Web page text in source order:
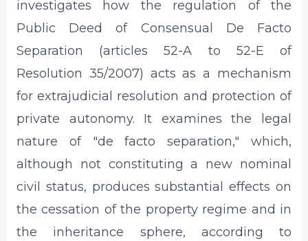
investigates how the regulation of the
Public Deed of Consensual De Facto
Separation (articles 52-A to 52-E of
Resolution 35/2007) acts as a mechanism
for extrajudicial resolution and protection of
private autonomy. It examines the legal
nature of "de facto separation," which,
although not constituting a new nominal
civil status, produces substantial effects on
the cessation of the property regime and in
the inheritance sphere, according to